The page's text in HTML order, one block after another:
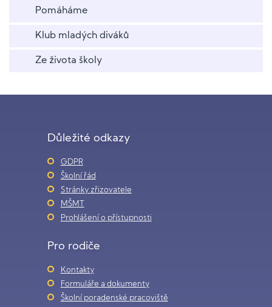
Pomáháme
Klub mladých diváků
Ze života školy
Důležité odkazy
GDPR
Školní řád
Stránky zřizovatele
MŠMT
Prohlášení o přístupnosti
Pro rodiče
Kontakty
Formuláře a dokumenty
Školní poradenské pracoviště